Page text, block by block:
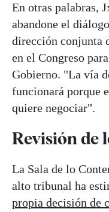
En otras palabras,
abandone el
dirección conjunta
en el Congreso
Gobierno. "La vía
funcionará porque
quiere negociar".
Revisión de
La Sala de lo
alto tribunal ha
propia decisión de